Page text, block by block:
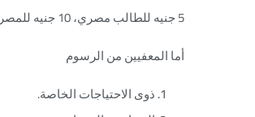
5 جنيه للطالب مصري، 10 جنيه للمصري، 20 جنيه للأجانب
أما المعفيين من الرسوم
ذوى الاحتياجات الخاصة.